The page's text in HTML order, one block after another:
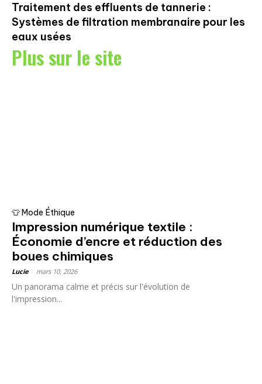
Traitement des effluents de tannerie :
Systèmes de filtration membranaire pour les
eaux usées
Plus sur le site
👕 Mode Éthique
Impression numérique textile :
Économie d’encre et réduction des
boues chimiques
Lucie mars 10, 2026
Un panorama calme et précis sur l'évolution de
l'impression...